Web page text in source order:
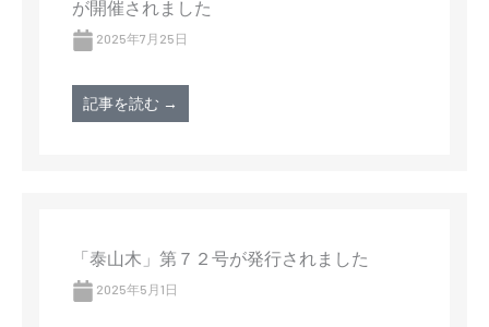
が開催されました
2025年7月25日
記事を読む →
「泰山木」第７２号が発行されました
2025年5月1日